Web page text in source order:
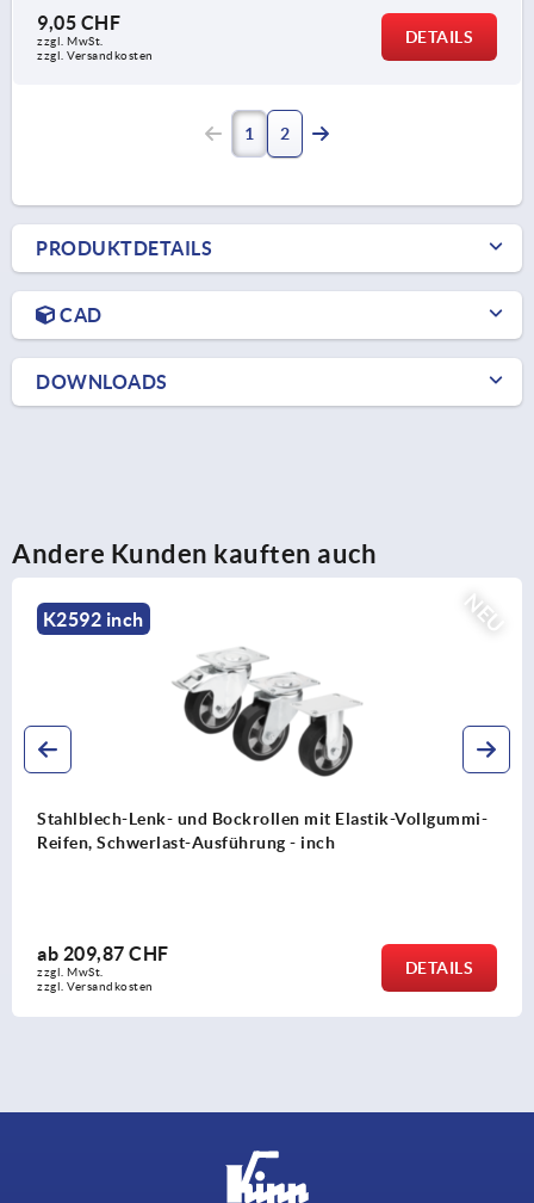
9,05 CHF
zzgl. MwSt.
zzgl. Versandkosten
DETAILS
1 2
PRODUKTDETAILS
CAD
DOWNLOADS
Andere Kunden kauften auch
K2584 inch
Stahlblech-Lenk- und Bockrollen mit Gummi-
Standard-Ausführung - inch
ab45,18 CHF
zzgl. Versandkosten